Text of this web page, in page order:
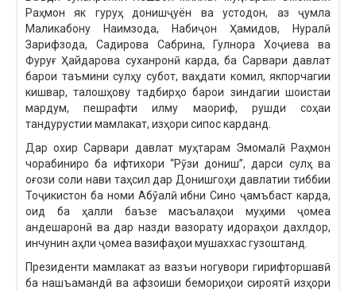
Раҳмон як гуруҳ донишҷуён ва устодон, аз ҷумла
Маликабону Наимзода, Набиҷон Ҳамидов, Нуралӣ
Зарифзода, Садирова Сабрина, Гулнора Хоҷиева ва
Фуруғ Ҳайдарова суханронӣ карда, ба Сарвари давлат
барои таъмини сулҳу субот, ваҳдати комил, якпорчагии
кишвар, талошҳову тадбирҳо барои зиндагии шоистаи
мардум, пешрафти илму маориф, рушди соҳаи
тандурустии мамлакат, изҳори сипос карданд.
Дар охир Сарвари давлат муҳтарам Эмомалӣ Раҳмон
чорабиниро ба ифтихори “Рӯзи дониш”, дарси сулҳ ва
оғози соли нави таҳсил дар Донишгоҳи давлатии тиббии
Тоҷикистон ба номи Абӯалӣ ибни Сино ҷамъбаст карда,
оид ба ҳалли баъзе масъалаҳои муҳими ҷомеа
андешаронӣ ва дар назди вазорату идораҳои дахлдор,
инчунин аҳли ҷомеа вазифаҳои мушаххас гузоштанд.
Президенти мамлакат аз вазъи ногувори гирифторшавӣ
ба нашъамандӣ ва афзоиши бемориҳои сироятӣ изҳори